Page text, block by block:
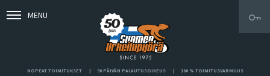
MENU
NOPEAT TOIMITUKSET 30 PÄIVÄN PALAUTUSOIKEUS 100 % TOIMITUSVARMUUS